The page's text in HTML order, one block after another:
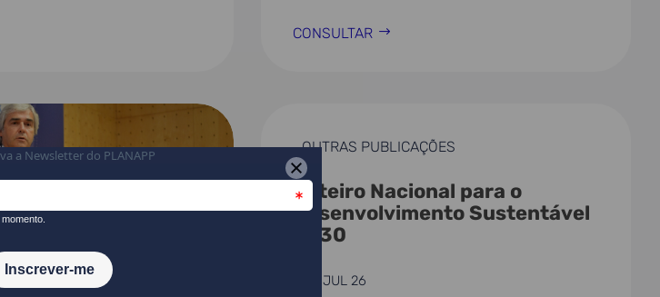
CONSULTAR
OUTRAS PUBLICAÇÕES
Roteiro Nacional para o
Desenvolvimento Sustentável
2030
21 JUL 26